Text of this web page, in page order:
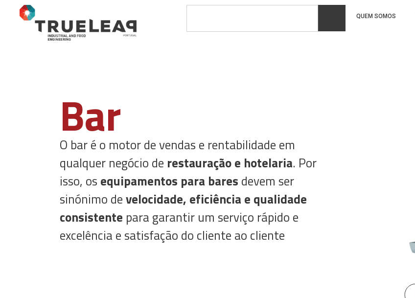
QUEM SOMOS
Bar
O bar é o motor de vendas e rentabilidade em
qualquer negócio de restauração e hotelaria. Por
isso, os equipamentos para bares devem ser
sinónimo develocidade, eficiência e qualidade
consistente para garantir um serviço rápido e
excelência e satisfação do cliente ao cliente